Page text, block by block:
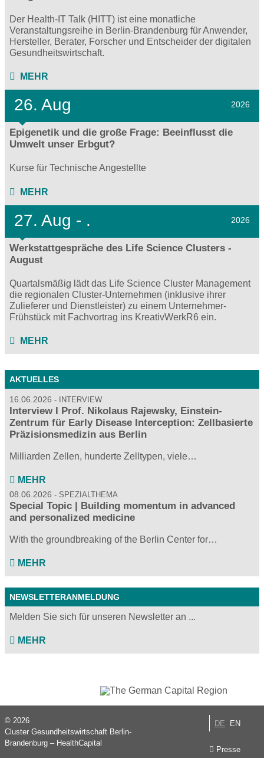
Der Health-IT Talk (HITT) ist eine monatliche
Veranstaltungsreihe in Berlin-Brandenburg für Anwender,
Hersteller, Berater, Forscher und Entscheider der digitalen
Gesundheitswirtschaft.
MEHR
26. Aug 2026
Epigenetik und die große Frage: Beeinflusst die
Umwelt unser Erbgut?
Kurse für Technische Angestellte
MEHR
27. Aug - . 2026
Werkstattgespräche des Life Science Clusters -
August
Quartalsmäßig lädt das Life Science Cluster Management
die regionalen Cluster-Unternehmen (inklusive ihrer
Zulieferer und Dienstleister) zu einem Unternehmer-
Frühstück mit Fachvortrag ins KreativWerkR6 ein.
MEHR
AKTUELLES
16.06.2026 INTERVIEW
Interview I Prof. Nikolaus Rajewsky, Einstein-
Zentrum für Early Disease Interception: Zellbasierte
Präzisionsmedizin aus Berlin
Milliarden Zellen, hunderte Zelltypen, viele…
MEHR
08.06.2026 SPEZIALTHEMA
Special Topic | Building momentum in advanced
and personalized medicine
With the groundbreaking of the Berlin Center for…
MEHR
NEWSLETTERANMELDUNG
Melden Sie sich für unseren Newsletter an ...
MEHR
DE EN
Presse
© 2026
Cluster Gesundheitswirtschaft Berlin-
Brandenburg – HealthCapital